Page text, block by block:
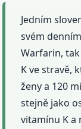
Jedním
svém
Warfarin,
K ve stravě,
ženy a 120
stejně jako
vitamínu K a